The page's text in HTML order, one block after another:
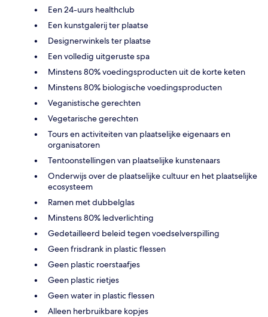
Een 24-uurs healthclub
Een kunstgalerij ter plaatse
Designerwinkels ter plaatse
Een volledig uitgeruste spa
Minstens 80% voedingsproducten uit de korte keten
Minstens 80% biologische voedingsproducten
Veganistische gerechten
Vegetarische gerechten
Tours en activiteiten van plaatselijke eigenaars en
organisatoren
Tentoonstellingen van plaatselijke kunstenaars
Onderwijs over de plaatselijke cultuur en het plaatselijke
ecosysteem
Ramen met dubbelglas
Minstens 80% ledverlichting
Gedetailleerd beleid tegen voedselverspilling
Geen frisdrank in plastic flessen
Geen plastic roerstaafjes
Geen plastic rietjes
Geen water in plastic flessen
Alleen herbruikbare kopjes